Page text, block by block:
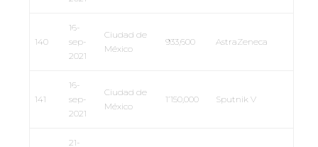
140
16-
sep-
2021
Ciudad de
México
933,600 AstraZeneca
141
16-
sep-
2021
Ciudad de
México
1’150,000 Sputnik V
21-